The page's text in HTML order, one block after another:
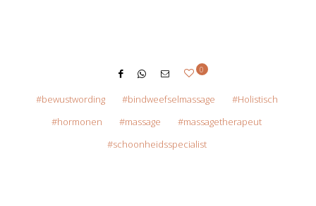
0
bewustwording bindweefselmassage
Holistisch
hormonen
massage
massagetherapeut
schoonheidsspecialist